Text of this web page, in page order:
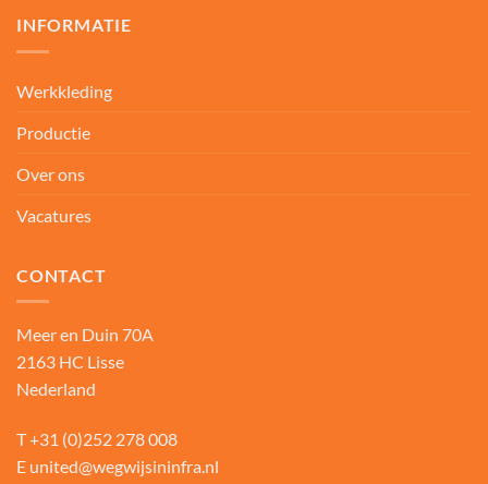
INFORMATIE
Werkkleding
Productie
Over ons
Vacatures
CONTACT
Meer en Duin 70A
2163 HC Lisse
Nederland
T+31 (0)252 278 008
E united@wegwijsininfra.nl